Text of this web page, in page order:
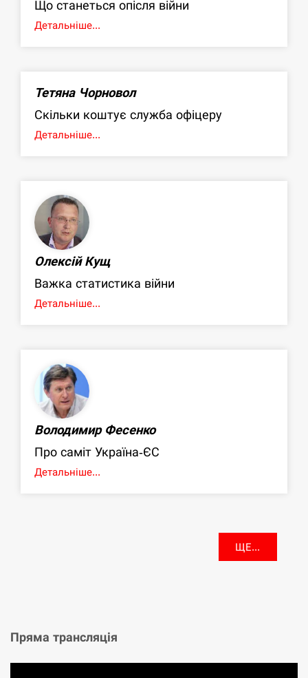
Що станеться опісля війни
Детальніше...
Тетяна Чорновол
Скільки коштує служба офіцеру
Детальніше...
Олексій Кущ
Важка статистика війни
Детальніше...
Володимир Фесенко
Про саміт Україна-ЄС
Детальніше...
ЩЕ...
Пряма трансляція